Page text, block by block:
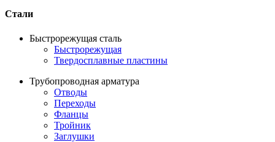
Стали
Быстрорежущая сталь
Быстрорежущая
Твердосплавные пластины
Трубопроводная арматура
Отводы
Переходы
Фланцы
Тройник
Заглушки